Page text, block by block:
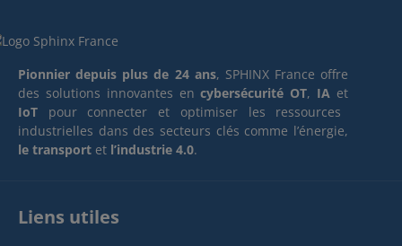
Pionnier depuis plus de 24 ans, SPHINX France offre
des solutions innovantes encybersécurité OT, IA et
IoT pour connecter et optimiser les ressources
industrielles dans des secteurs clés comme l’énergie,
le transport et l’industrie 4.0.
Liens utiles